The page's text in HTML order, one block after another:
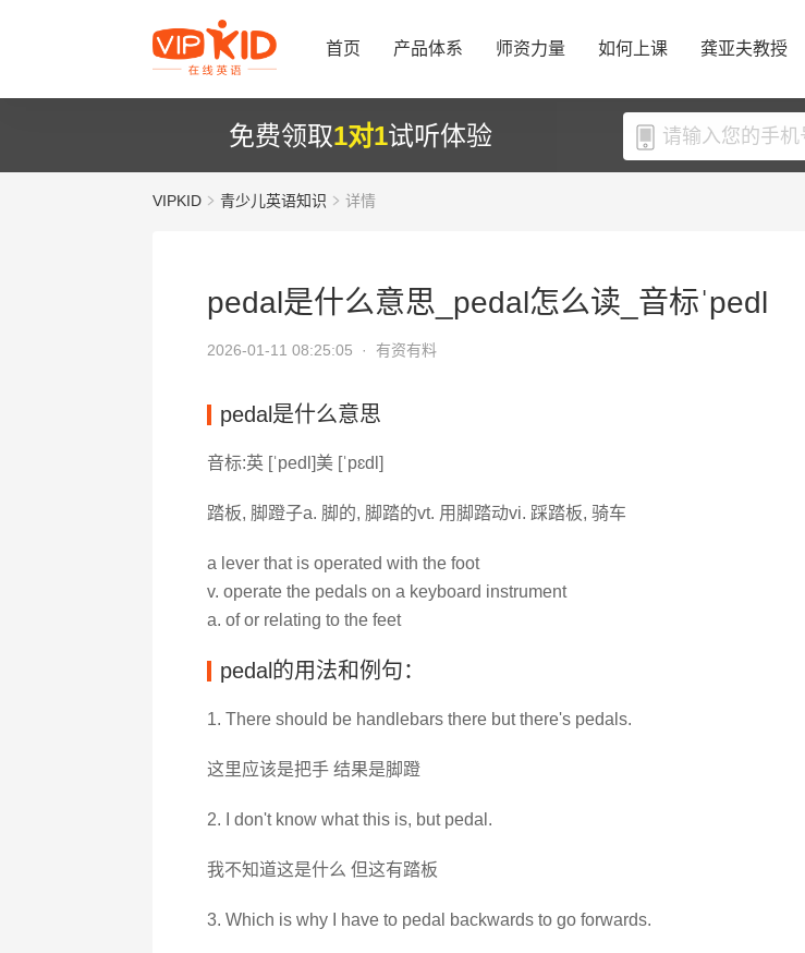
首页 产品体系 师资力量 如何上课 龚亚夫教授
免费领取1对1试听体验
VIPKID 青少儿英语知识 详情
pedal是什么意思_pedal怎么读_音标ˈpedl
2026-01-11 08:25:05 · 有资有料
pedal是什么意思
音标:英 [ˈpedl]美 [ˈpɛdl]
踏板, 脚蹬子a. 脚的, 脚踏的vt. 用脚踏动vi. 踩踏板, 骑车
a lever that is operated with the foot
v. operate the pedals on a keyboard instrument
a. of or relating to the feet
pedal的用法和例句：
1. There should be handlebars there but there's pedals.
这里应该是把手 结果是脚蹬
2. I don't know what this is, but pedal.
我不知道这是什么 但这有踏板
3. Which is why I have to pedal backwards to go forwards.